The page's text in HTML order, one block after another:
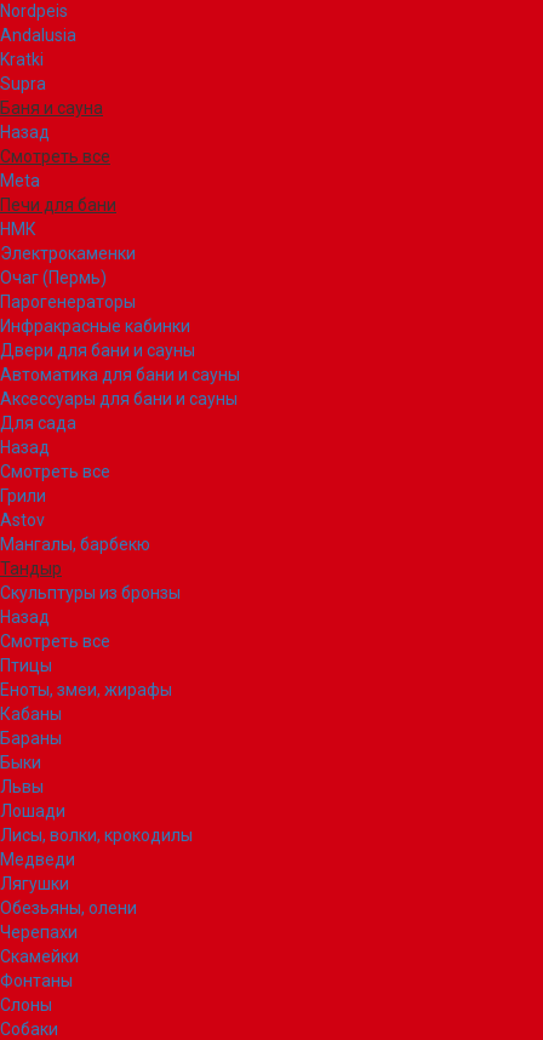
Nordpeis
Andalusia
Kratki
Supra
Баня и сауна
Назад
Смотреть все
Meta
Печи для бани
НМК
Электрокаменки
Очаг (Пермь)
Парогенераторы
Инфракрасные кабинки
Двери для бани и сауны
Автоматика для бани и сауны
Аксессуары для бани и сауны
Для сада
Назад
Смотреть все
Грили
Astov
Мангалы, барбекю
Тандыр
Скульптуры из бронзы
Назад
Смотреть все
Птицы
Еноты, змеи, жирафы
Кабаны
Бараны
Быки
Львы
Лошади
Лисы, волки, крокодилы
Медведи
Лягушки
Обезьяны, олени
Черепахи
Скамейки
Фонтаны
Слоны
Собаки